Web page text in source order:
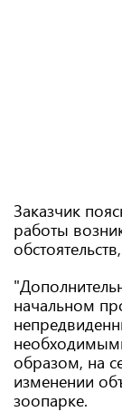
Заказчик
работы
начальном
образом, на
изменении
зоопарке.